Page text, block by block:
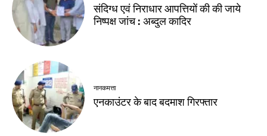
संदिग्ध एवं निराधार आपत्तियों की की जाये
निष्पक्ष जांच : अब्दुल कादिर
नानकमत्ता
एनकाउंटर के बाद बदमाश गिरफ्तार